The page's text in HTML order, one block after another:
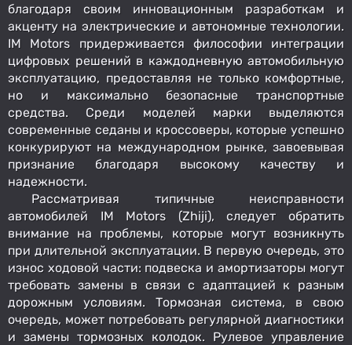
благодаря своим инновационным разработкам и
акценту на электрические и автономные технологии.
IM Motors придерживается философии интеграции
цифровых решений в каждодневную автомобильную
эксплуатацию, предоставляя не только комфортные,
но и максимально безопасные транспортные
средства. Среди моделей марки выделяются
современные седаны и кроссоверы, которые успешно
конкурируют на международном рынке, завоевывая
признание благодаря высокому качеству и
надежности.
Рассматривая типичные неисправности
автомобилей IM Motors (Zhiji), следует обратить
внимание на проблемы, которые могут возникнуть
при длительной эксплуатации. В первую очередь, это
износ ходовой части: подвеска и амортизаторы могут
требовать замены в связи с адаптацией к разным
дорожным условиям. Тормозная система, в свою
очередь, может потребовать регулярной диагностики
и замены тормозных колодок. Рулевое управление